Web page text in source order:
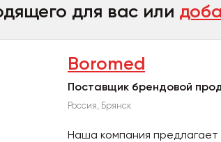
для вас или
Boromed
Поставщик брендовой
Россия, Брянск
Наша компания предлагает